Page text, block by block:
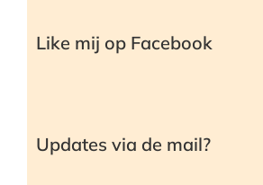
Like mij op Facebook
Updates via de mail?